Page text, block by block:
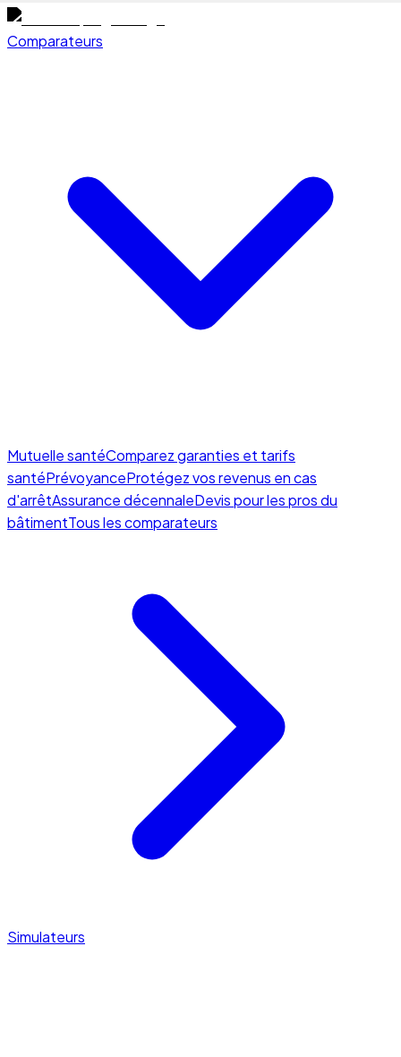
Comparateurs
Mutuelle santéComparez garanties et tarifs
santéPrévoyanceProtégez vos revenus en cas
d'arrêtAssurance décennaleDevis pour les pros du
bâtimentTous les comparateurs
Simulateurs